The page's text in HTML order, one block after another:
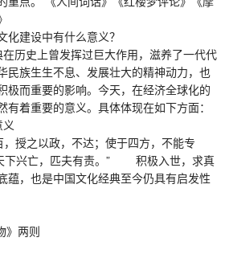
建设中有什么意义？
史上曾发挥过巨大作用，滋养了一代代
民族生生不息、发展壮大的精神动力，也
极而重要的影响。今天，在经济全球化的
着重要的意义。具体体现在如下方面：
以政，不达；使于四方，不能专
下兴亡，匹夫有责。” 积极入世，求真
蕴，也是中国文化经典至今仍具有启发性
两则